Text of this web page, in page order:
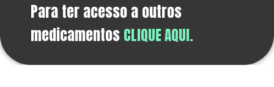
Para ter acesso a outros
medicamentos CLIQUE AQUI.